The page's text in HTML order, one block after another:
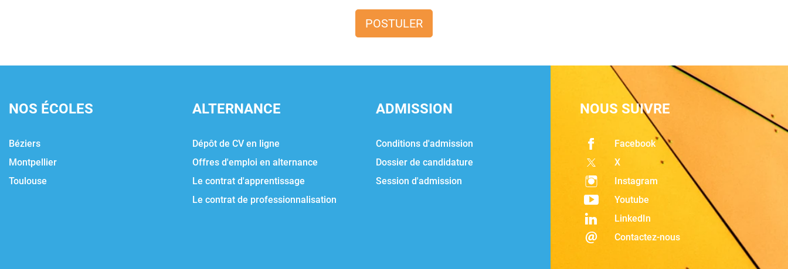
POSTULER
NOS ÉCOLES
Béziers
Montpellier
Toulouse
ALTERNANCE
Dépôt de CV en ligne
Offres d'emploi en alternance
Le contrat d'apprentissage
Le contrat de professionnalisation
ADMISSION
Conditions d'admission
Dossier de candidature
Session d'admission
NOUS SUIVRE
Facebook
X
Instagram
Youtube
LinkedIn
Contactez-nous